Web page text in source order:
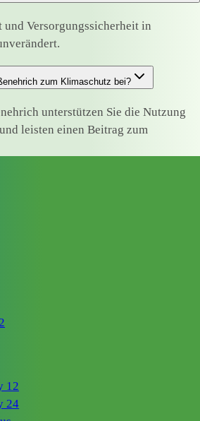
Versorgungssicherheit in
zum Klimaschutz bei?
unterstützen Sie die Nutzung
leisten einen Beitrag zum
12
24